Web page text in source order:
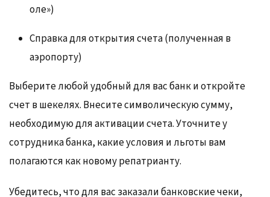
оле»)
Справка для открытия счета (полученная в
аэропорту)
Выберите любой удобный для вас банк и откройте
счет в шекелях. Внесите символическую сумму,
необходимую для активации счета. Уточните у
сотрудника банка, какие условия и льготы вам
полагаются как новому репатрианту.
Убедитесь, что для вас заказали банковские чеки,